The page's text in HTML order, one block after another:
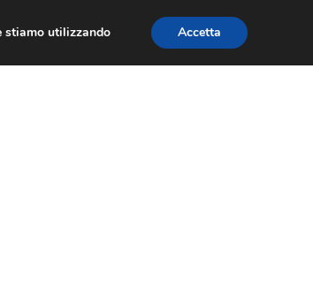
stiamo utilizzando
Accetta